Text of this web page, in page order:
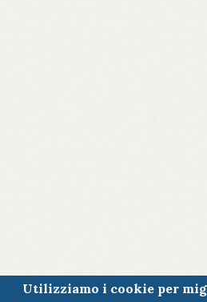
Utilizziamo i cookie per